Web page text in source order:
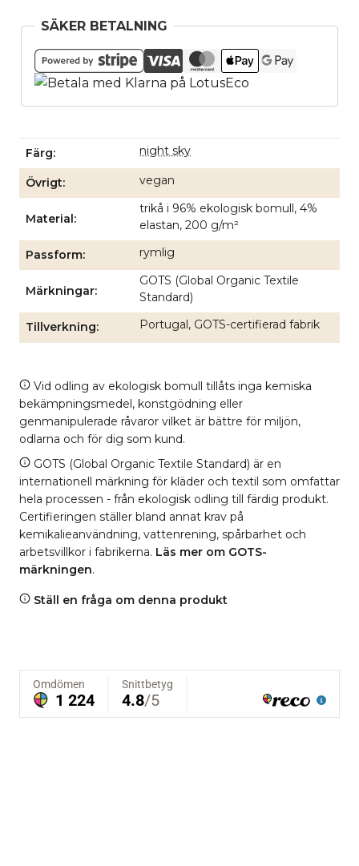
SÄKER BETALNING
Färg night sky
Övrigt vegan
Material
trikå i 96% ekologisk bomull, 4%
elastan, 200 g/m²
Passform rymlig
Märkningar
GOTS (Global Organic Textile
Standard)
Tillverkning Portugal, GOTS-certifierad fabrik
Vid odling av ekologisk bomull tillåts inga kemiska
bekämpningsmedel, konstgödning eller
genmanipulerade råvaror vilket är bättre för miljön,
odlarna och för dig som kund.
GOTS (Global Organic Textile Standard) är en
internationell märkning för kläder och textil som omfattar
hela processen - från ekologisk odling till färdig produkt.
Certifieringen ställer bland annat krav på
kemikalieanvändning, vattenrening, spårbarhet och
arbetsvillkor i fabrikerna. Läs mer om GOTS-
märkningen.
Ställ en fråga om denna produkt